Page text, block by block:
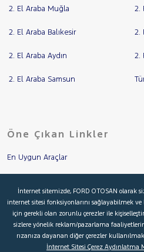
2. El Araba Muğla 2.
2. El Araba Balıkesir 2.
2. El Araba Aydın 2.
2. El Araba Samsun
Öne Çıkan Linkler
En Uygun Araçlar
İkinci El Garanti
Kampanyalar
İnternet sitemizde, FORD OTOSAN olarak
internet sitesi fonksiyonlarını sağlayabilmek
için gerekli olan zorunlu çerezler ile
sizlere yönelik reklam/pazarlama
rızanıza dayanan diğer çerezler
İnternet Sitesi Çerez Aydınlatma